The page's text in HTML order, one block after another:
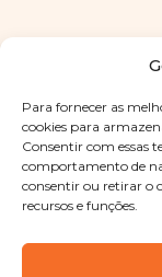
Para fornecer as
cookies para
Consentir com essas
comportamento de
consentir ou retirar o
recursos e funções.
Copyright © 2025
reservados
Designed by